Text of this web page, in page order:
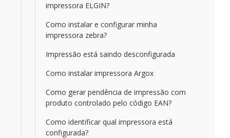
impressora ELGIN?
Como instalar e configurar minha
impressora zebra?
Impressão está saindo desconfigurada
Como instalar impressora Argox
Como gerar pendência de impressão com
produto controlado pelo código EAN?
Como identificar qual impressora está
configurada?